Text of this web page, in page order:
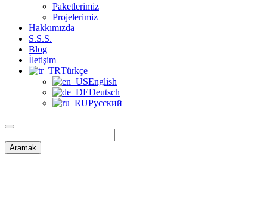
Paketlerimiz
Projelerimiz
Hakkımızda
S.S.S.
Blog
İletişim
Türkçe
English
Deutsch
Русский